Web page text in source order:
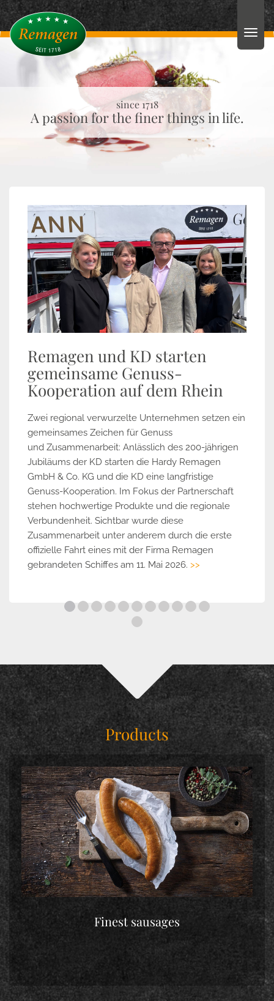
since 1718
A passion for the finer things in life.
Remagen und KD starten
gemeinsame Genuss-
Kooperation auf dem Rhein
Zwei regional verwurzelte Unternehmen setzen ein
gemeinsames Zeichen für Genuss
und Zusammenarbeit: Anlässlich des 200-jährigen
Jubiläums der KD starten die Hardy Remagen
GmbH & Co. KG und die KD eine langfristige
Genuss-Kooperation. Im Fokus der Partnerschaft
stehen hochwertige Produkte und die regionale
Verbundenheit. Sichtbar wurde diese
Zusammenarbeit unter anderem durch die erste
offizielle Fahrt eines mit der Firma Remagen
gebrandeten Schiffes am 11. Mai 2026. >>
Products
Finest sausages